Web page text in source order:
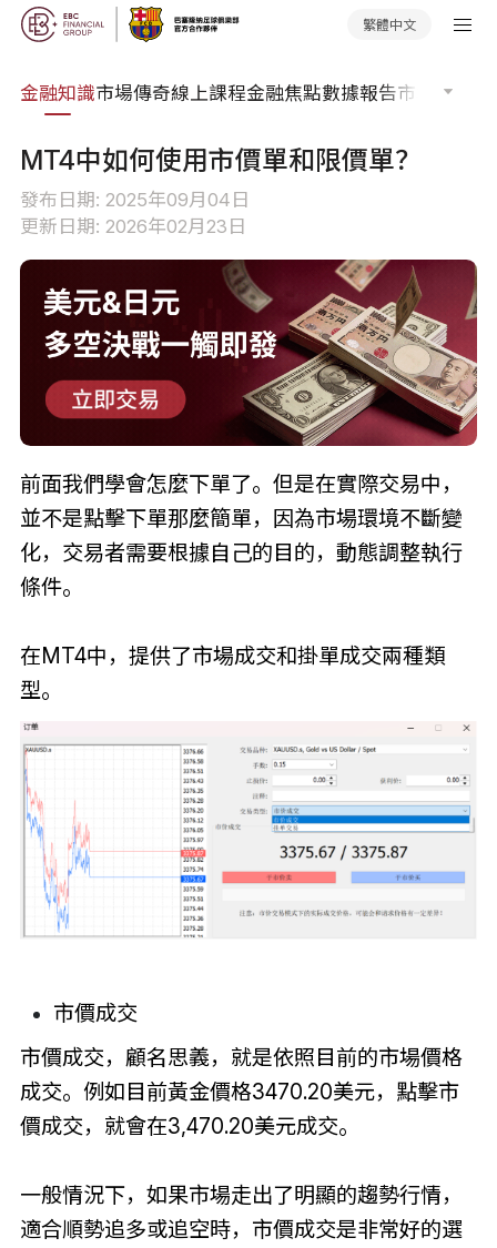
繁體中文
金融知識市場傳奇線上課程金融焦點數據報告市場分析
MT4中如何使用市價單和限價單？
發布日期: 2025年09月04日
更新日期: 2026年02月23日
前面我們學會怎麼下單了。但是在實際交易中，
並不是點擊下單那麼簡單，因為市場環境不斷變
化，交易者需要根據自己的目的，動態調整執行
條件。
在MT4中，提供了市場成交和掛單成交兩種類
型。
市價成交
市價成交，顧名思義，就是依照目前的市場價格
成交。例如目前黃金價格3470.20美元，點擊市
價成交，就會在3,470.20美元成交。
一般情況下，如果市場走出了明顯的趨勢行情，
適合順勢追多或追空時，市價成交是非常好的選